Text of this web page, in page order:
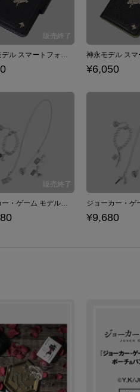
小田切モデル スマートフォンケース iPhone6/6s/7/8対応 ジョーカー・ゲーム
¥6,050
ジョーカー・ゲーム モデル チャームセット 神永、小田切、福本、田崎(Bセット)
¥9,680